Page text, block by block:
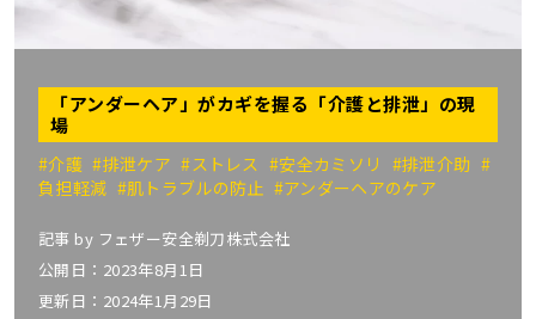
「アンダーヘア」がカギを握る「介護と排泄」の現
場
#介護#排泄ケア#ストレス#安全カミソリ #排泄介助 #
負担軽減 #肌トラブルの防止 #アンダーヘアのケア
記事 by フェザー安全剃刀株式会社
公開日：2023年8月1日
更新日：2024年1月29日